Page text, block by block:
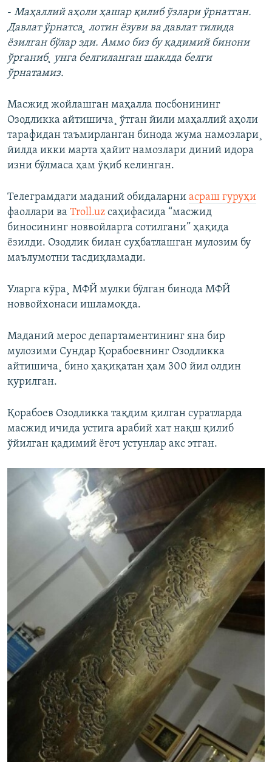
- Маҳаллий аҳоли ҳашар қилиб ўзлари ўрнатган.
Давлат ўрнатса¸ лотин ëзуви ва давлат тилида
ëзилган бўлар эди. Аммо биз бу қадимий бинони
ўрганиб¸ унга белгиланган шаклда белги
ўрнатамиз.
Масжид жойлашган маҳалла посбонининг
Озодликка айтишича¸ ўтган йили маҳаллий аҳоли
тарафидан таъмирланган бинода жума намозлари¸
йилда икки марта ҳайит намозлари диний идора
изни бўлмаса ҳам ўқиб келинган.
Телеграмдаги маданий обидаларни асраш гуруҳи
фаоллари ва Troll.uz саҳифасида “масжид
биносининг новвойларга сотилгани” ҳақида
ëзилди. Озодлик билан суҳбатлашган мулозим бу
маълумотни тасдиқламади.
Уларга кўра¸ МФЙ мулки бўлган бинода МФЙ
новвойхонаси ишламоқда.
Маданий мерос департаментининг яна бир
мулозими Сундар Қорабоевнинг Озодликка
айтишича¸ бино ҳақиқатан ҳам 300 йил олдин
қурилган.
Қорабоев Озодликка тақдим қилган суратларда
масжид ичида устига арабий хат нақш қилиб
ўйилган қадимий ëғоч устунлар акс этган.